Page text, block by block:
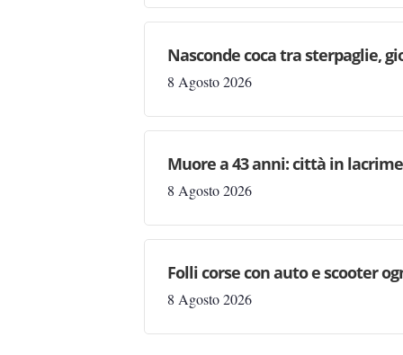
Nasconde coca tra sterpaglie,
8 Agosto 2026
Muore a 43 anni: città in
8 Agosto 2026
Folli corse con auto e scooter
8 Agosto 2026